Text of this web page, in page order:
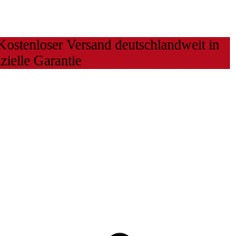
Versand deutschlandweit in
Garantie